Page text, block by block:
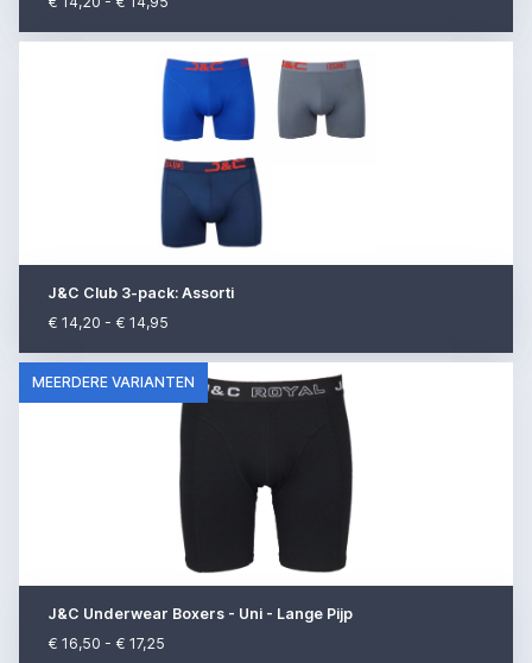
J&C Club 3-pack: Assorti
€ 14,20 - € 14,95
MEERDERE VARIANTEN
J&C Underwear Boxers - Uni - Lange Pijp
€ 16,50 - € 17,25